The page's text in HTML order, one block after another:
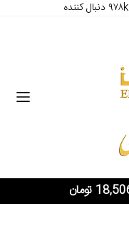
۹۷۸k دنبال کننده